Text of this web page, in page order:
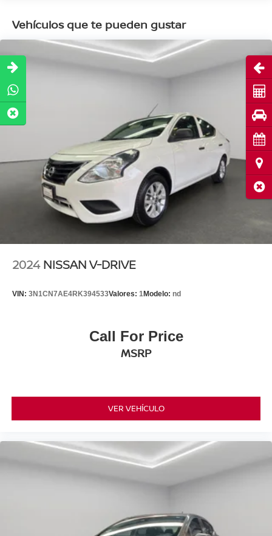
Vehículos que te pueden gustar
2024 NISSAN V-DRIVE
VIN: 3N1CN7AE4RK394533Valores: 1Modelo: nd
Call For Price
MSRP
VER VEHÍCULO